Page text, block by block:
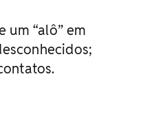
um “alô” em